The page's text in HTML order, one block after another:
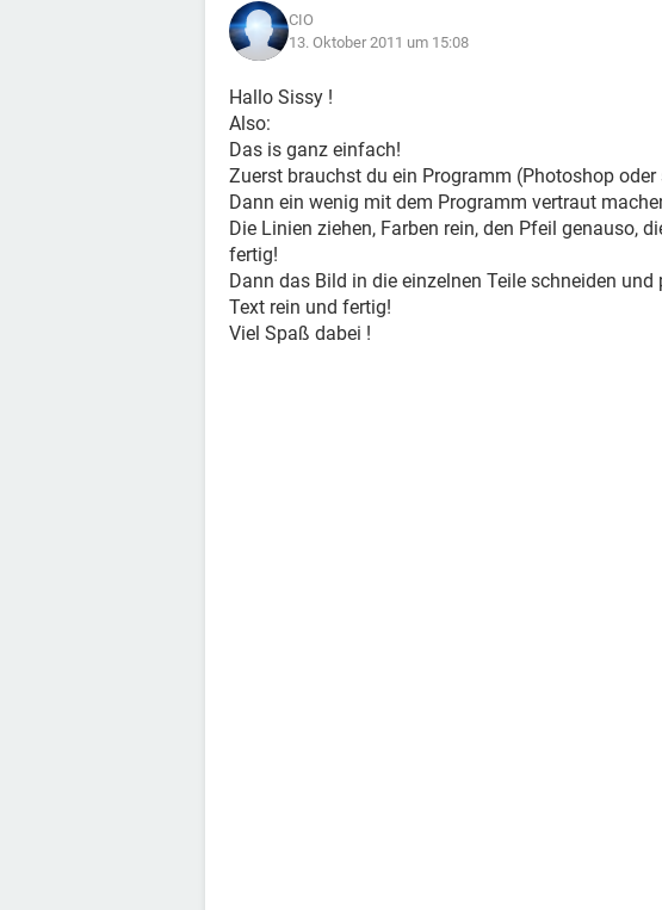
CIO
13. Oktober 2011 um 15:08
Hallo Sissy !
Also:
Das is ganz einfach!
Zuerst brauchst du ein Programm (Photoshop oder
Dann ein wenig mit dem Programm vertraut
Die Linien ziehen, Farben rein, den Pfeil genauso,
fertig!
Dann das Bild in die einzelnen Teile schneiden
Text rein und fertig!
Viel Spaß dabei !